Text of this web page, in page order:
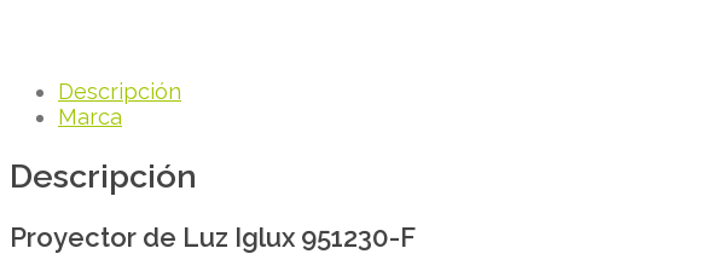
Descripción
Marca
Descripción
Proyector de Luz Iglux 951230-F